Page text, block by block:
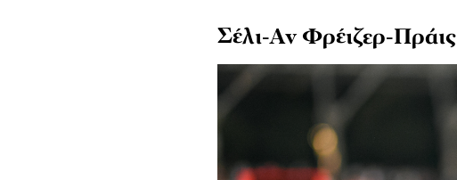
Σέλι-Αν Φρέιζερ-Πράις